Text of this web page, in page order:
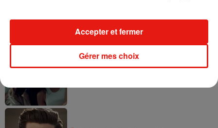
Benny Blanco invite Selena Gomez et
Gérer mes choix
Accepter et fermer